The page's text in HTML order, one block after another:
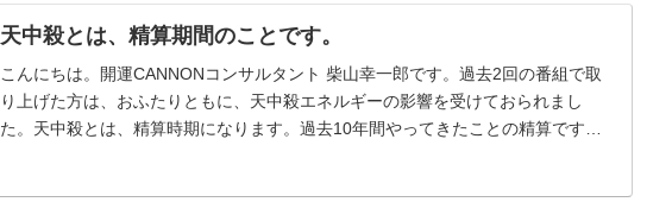
天中殺とは、精算期間のことです。
こんにちは。開運CANNONコンサルタント 柴山幸一郎です。過去2回の番組で取
り上げた方は、おふたりともに、天中殺エネルギーの影響を受けておられまし
た。天中殺とは、精算時期になります。過去10年間やってきたことの精算です。